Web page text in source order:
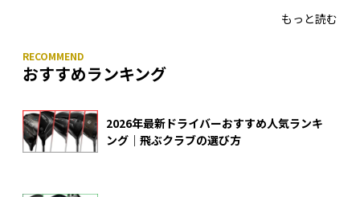
もっと読む
おすすめランキング
2026年最新ドライバーおすすめ人気ランキ
ング｜飛ぶクラブの選び方